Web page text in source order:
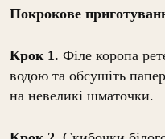
Покрокове
Крок 1. Філе коропа
водою та обсушіть
на невеликі шматочки.